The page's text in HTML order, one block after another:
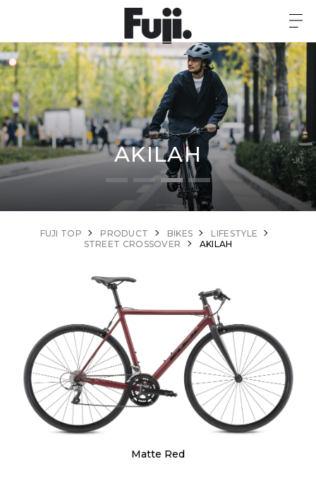
AKILAH
FUJI TOP PRODUCT BIKES
LIFESTYLE
STREET CROSSOVER
AKILAH
Matte Black